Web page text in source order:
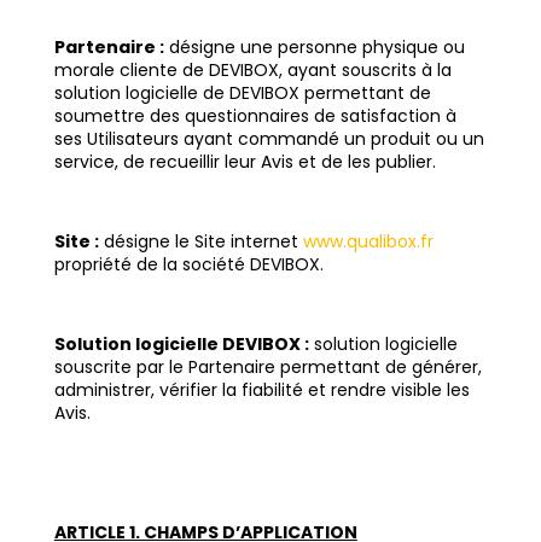
Partenaire :désigne une personne physique ou
morale cliente de DEVIBOX, ayant souscrits à la
solution logicielle de DEVIBOX permettant de
soumettre des questionnaires de satisfaction à
ses Utilisateurs ayant commandé un produit ou un
service, de recueillir leur Avis et de les publier.
Site :désigne le Site internet www.qualibox.fr
propriété de la société DEVIBOX.
Solution logicielle DEVIBOX :solution logicielle
souscrite par le Partenaire permettant de générer,
administrer, vérifier la fiabilité et rendre visible les
Avis.
ARTICLE 1. CHAMPS D’APPLICATION